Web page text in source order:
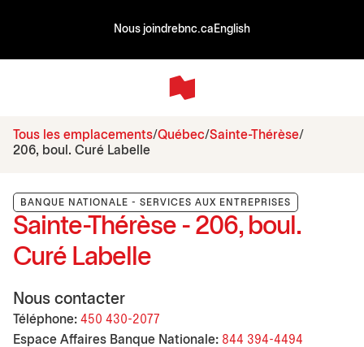
Nous joindrebnc.ca English
Tous les emplacements Québec Sainte-Thérèse
206, boul. Curé Labelle
BANQUE NATIONALE - SERVICES AUX ENTREPRISES
Sainte-Thérèse - 206, boul.
Curé Labelle
Nous contacter
Téléphone: 450 430-2077
Espace Affaires Banque Nationale: 844 394-4494